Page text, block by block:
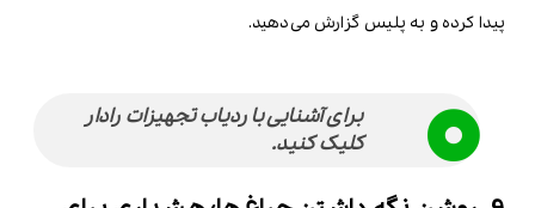
پیدا کرده و به پلیس گزارش می‌دهید.
برای آشنایی با ردیاب تجهیزات رادار
کلیک کنید.